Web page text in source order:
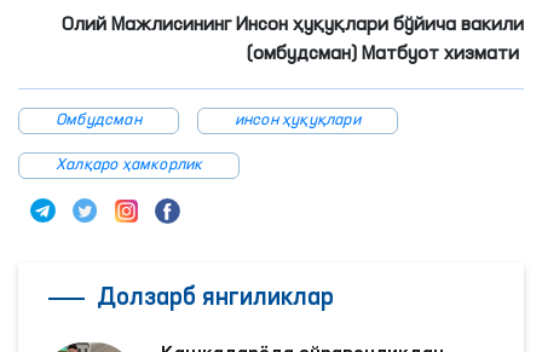
Олий Мажлисининг Инсон ҳуқуқлари бўйича вакили
(омбудсман) Матбуот хизмати
Омбудсман инсон ҳуқуқлари
Халқаро ҳамкорлик
Долзарб янгиликлар